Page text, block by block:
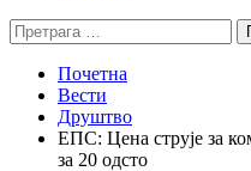
Претрага
за:
Почетна
Вести
Друштво
ЕПС: Цена струје за
за 20 одсто